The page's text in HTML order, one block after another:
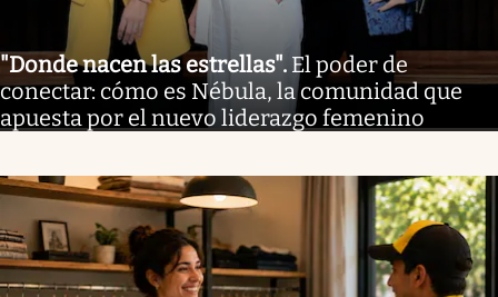
"Donde nacen las estrellas". El poder de
conectar: cómo es Nébula, la comunidad que
apuesta por el nuevo liderazgo femenino